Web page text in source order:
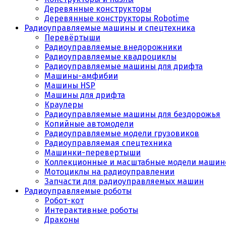
Деревянные конструкторы
Деревянные конструкторы Robotime
Радиоуправляемые машины и спецтехника
Перевёртыши
Радиоуправляемые внедорожники
Радиоуправляемые квадроциклы
Радиоуправляемые машины для дрифта
Машины-амфибии
Машины HSP
Машины для дрифта
Краулеры
Радиоуправляемые машины для бездорожья
Копийные автомодели
Радиоуправляемые модели грузовиков
Радиоуправляемая спецтехника
Машинки-перевертыши
Коллекционные и масштабные модели
Мотоциклы на радиоуправлении
Запчасти для радиоуправляемых машин
Радиоуправляемые роботы
Робот-кот
Интерактивные роботы
Драконы